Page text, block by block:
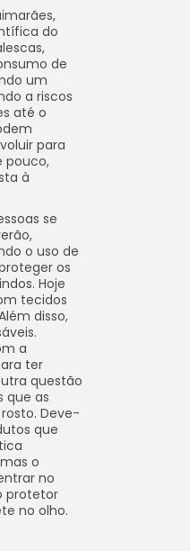
do
de
um
a riscos
até o
para
pouco,
à
se
o uso de
os
Hoje
tecidos
disso,
a
ter
questão
que as
Deve-
que
o
no
protetor
no olho.